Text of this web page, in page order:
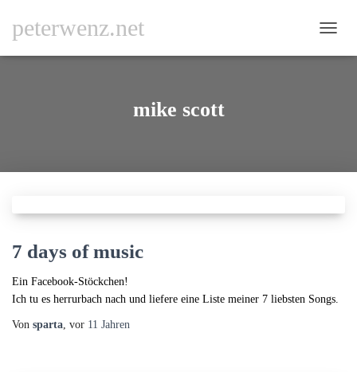
peterwenz.net
mike scott
7 days of music
Ein Facebook-Stöckchen!
Ich tu es herrurbach nach und liefere eine Liste meiner 7 liebsten Songs.
Von sparta, vor 11 Jahren